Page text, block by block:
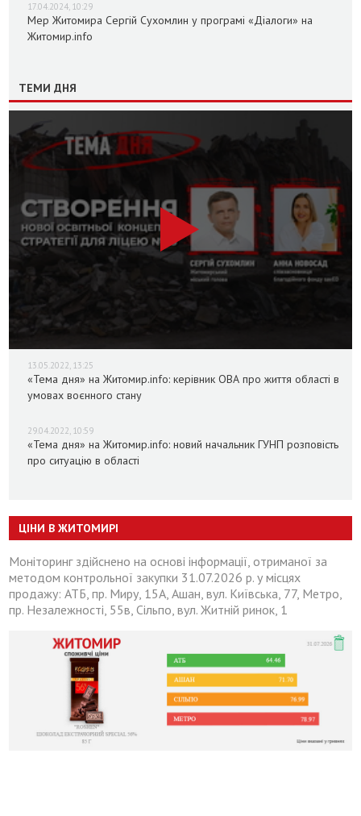
17.04.2024, 10:29
Мер Житомира Сергій Сухомлин у програмі «Діалоги» на
Житомир.info
ТЕМИ ДНЯ
13.05.2022, 13:25
«Тема дня» на Житомир.info: керівник ОВА про життя області в
умовах воєнного стану
29.04.2022, 10:59
«Тема дня» на Житомир.info: новий начальник ГУНП розповість
про ситуацію в області
ЦІНИ В ЖИТОМИРІ
Моніторинг здійснено на основі інформації, отриманої за
методом контрольної закупки 31.07.2026 р. у місцях
продажу: АТБ, пр. Миру, 15А, Ашан, вул. Київська, 77, Метро,
пр. Незалежності, 55в, Сільпо, вул. Житній ринок, 1